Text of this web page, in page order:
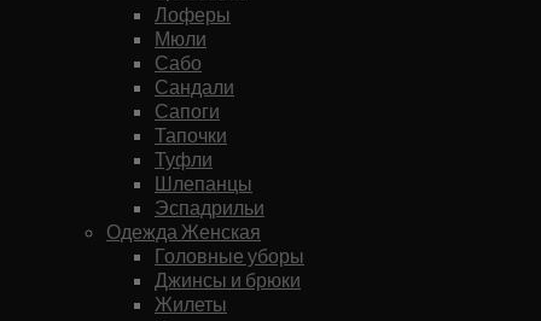
Лоферы
Мюли
Сабо
Сандали
Сапоги
Тапочки
Туфли
Шлепанцы
Эспадрильи
Одежда Женская
Головные уборы
Джинсы и брюки
Жилеты